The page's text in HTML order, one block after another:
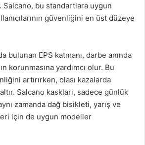
bu standartlara uygun
güvenliğini en üst düzeye
bulunan EPS katmanı, darbe anında
korunmasına yardımcı olur. Bu
artırırken, olası kazalarda
Salcano kaskları, sadece günlük
zamanda dağ bisikleti, yarış ve
için de uygun modeller